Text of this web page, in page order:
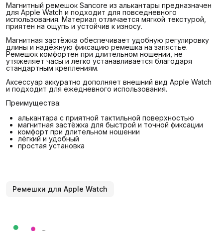
Магнитный ремешок Sancore из алькантары предназначен
для Apple Watch и подходит для повседневного
использования. Материал отличается мягкой текстурой,
приятен на ощупь и устойчив к износу.
Магнитная застёжка обеспечивает удобную регулировку
длины и надёжную фиксацию ремешка на запястье.
Ремешок комфортен при длительном ношении, не
утяжеляет часы и легко устанавливается благодаря
стандартным креплениям.
Аксессуар аккуратно дополняет внешний вид Apple Watch
и подходит для ежедневного использования.
Преимущества:
алькантара с приятной тактильной поверхностью
магнитная застёжка для быстрой и точной фиксации
комфорт при длительном ношении
лёгкий и удобный
простая установка
Ремешки для Apple Watch